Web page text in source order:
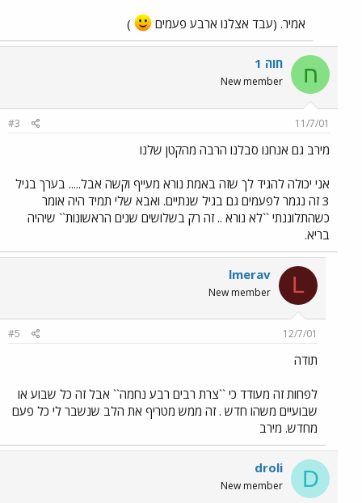
אמיר. (עבד אצלנו ארבע פעמים )
ח חוה 1
New member
11/7/01
#3
מירב גם אנחנו סבלנו הרבה מהקטן שלנו
אני יכולה להגיד לך שזה באמת נורא מעייף וקשה אבל..... בערך בגיל
3 זה נגמר לפעמים גם בגיל שנתיים. ואבא שלי תמיד היה אומר
כשהתלוננתי ``לא נורא .. זה רק בשלושים שנים הראשונות`` שיהיה
בריא.
L
lmerav
New member
12/7/01
#5
תודה
לפחות זה מעודד כי ``צרת רבים רבע נחמה`` אבל זה כל שבוע או
שבועיים משהו חדש . זה ממש מטריף את הלב שנשבר לי כל פעם
מחדש. מירב
D
droli
New member